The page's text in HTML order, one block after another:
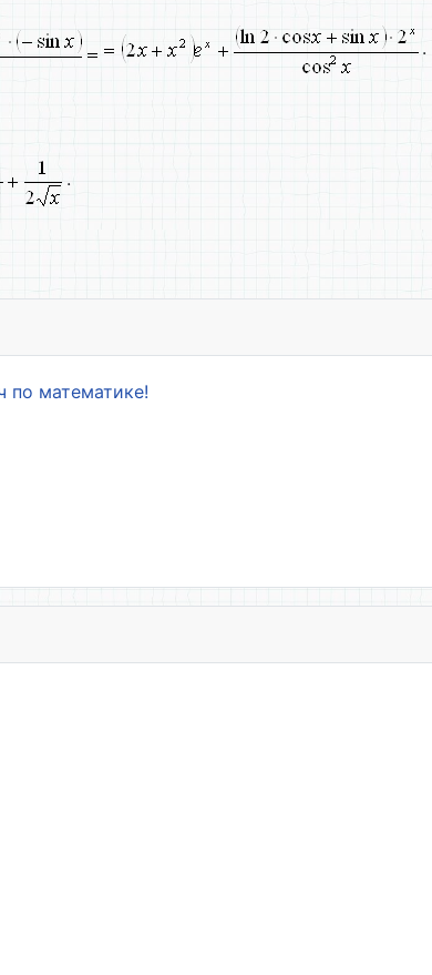
.
.
понятия
по математике!